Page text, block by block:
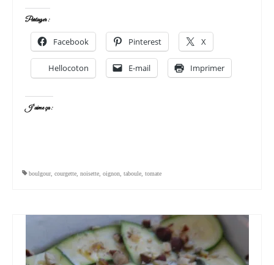
Partager :
Facebook Pinterest X
Hellocoton E-mail Imprimer
J’aime ça :
boulgour, courgette noisette oignon taboule tomate